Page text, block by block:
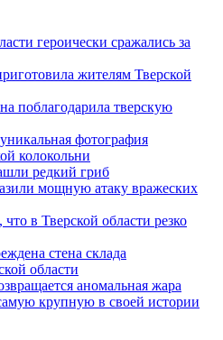
героически сражались за
жителям Тверской
поблагодарила тверскую
фотография
колокольни
редкий гриб
мощную атаку вражеских
в Тверской области резко
стена склада
области
аномальная жара
крупную в своей истории